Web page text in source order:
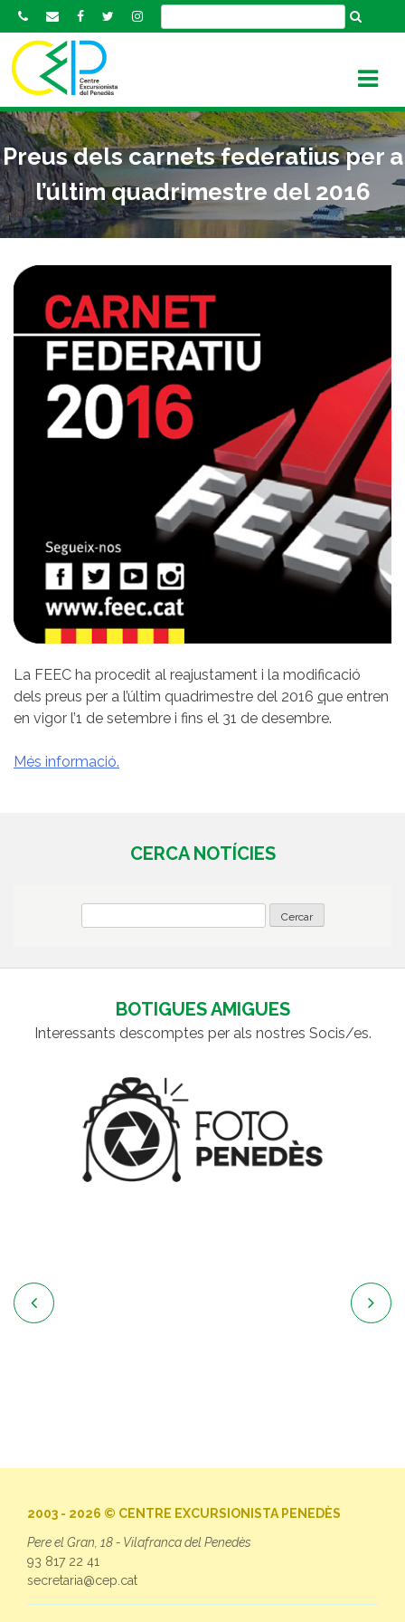
k
o
c
o
n
t
e
Preus dels carnets federatius per a
l’últim quadrimestre del 2016
La FEEC ha procedit al reajustament i la modificació
dels preus per a l’últim quadrimestre del 2016 que entren
en vigor l’1 de setembre i fins el 31 de desembre.
Més informació.
CERCA NOTÍCIES
BOTIGUES AMIGUES
Interessants descomptes per als nostres Socis/es.
 
2003 - 2026 © CENTRE EXCURSIONISTA PENEDÈS
Pere el Gran, 18 - Vilafranca del Penedès
93 817 22 41
secretaria@cep.cat